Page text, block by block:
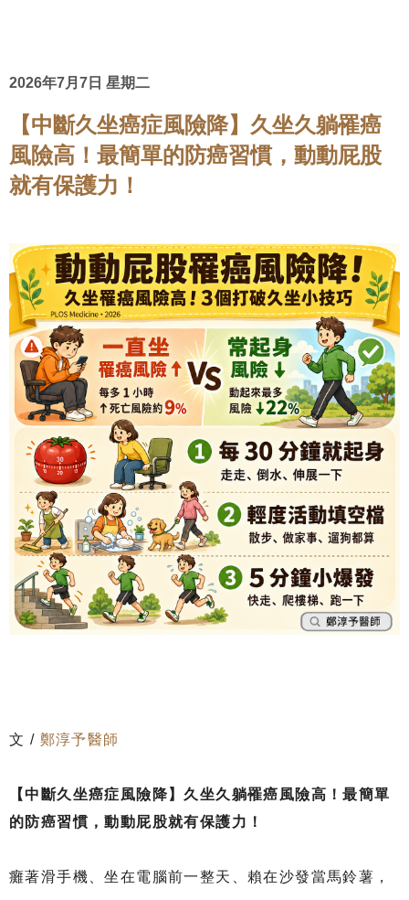
2026年7月7日 星期二
【中斷久坐癌症風險降】久坐久躺罹癌
風險高！最簡單的防癌習慣，動動屁股
就有保護力！
文 / 鄭淳予醫師
【中斷久坐癌症風險降】久坐久躺罹癌風險高！最簡單
的防癌習慣，動動屁股就有保護力！
癱著滑手機、坐在電腦前一整天、賴在沙發當馬鈴薯，